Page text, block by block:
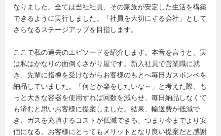
なりました。全ては当社社員、その家族が安定した生活を構築
できるように実行しました。「社員を大切にする会社」として
さらなるステージアップを目指します。
ここで私の過去のエピソードを紹介します。本音を言うと、実
は私はかなりの面倒くさがり屋です。新入社員で営業職に就
き、先輩に指導を受けながらお客様のもとへ毎日ガスボンベを
納品していました。「何とか楽をしたいな～」と考えた際、も
っと大きな容器を使用すれば回数を減らせ、毎日納品しなくて
も済むと思いお客様に提案しました。結果、輸送費が低減で
き、ガスを充填するコストが低減できる、つまり今までより安
価になる。お客様にとってもメリットとなり良い提案だと感謝